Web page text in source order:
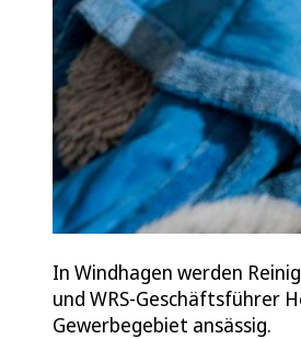
In Windhagen werden
und WRS-Geschäftsführer
Gewerbegebiet ansässig.